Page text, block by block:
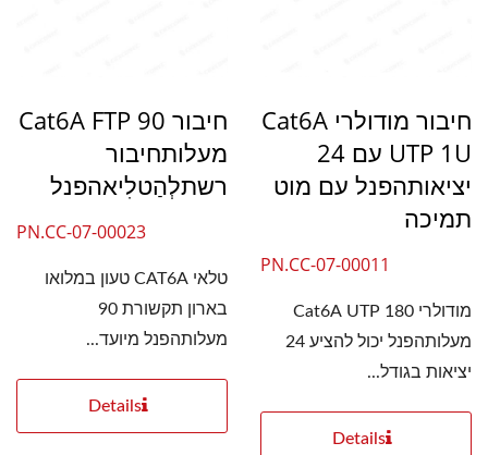
חיבור מודולרי Cat6A
UTP 1U עם 24
יציאותהפנל עם מוט
תמיכה
PN.CC-07-00011
מודולרי Cat6A UTP 180
מעלותהפנל יכול להציע 24
יציאות בגודל...
Details
חיבור Cat6A FTP 90
מעלותחיבור
רשתלְהַטלִיאהפנל
PN.CC-07-00023
טלאי CAT6A טעון במלואו
בארון תקשורת 90
מעלותהפנל מיועד...
Details